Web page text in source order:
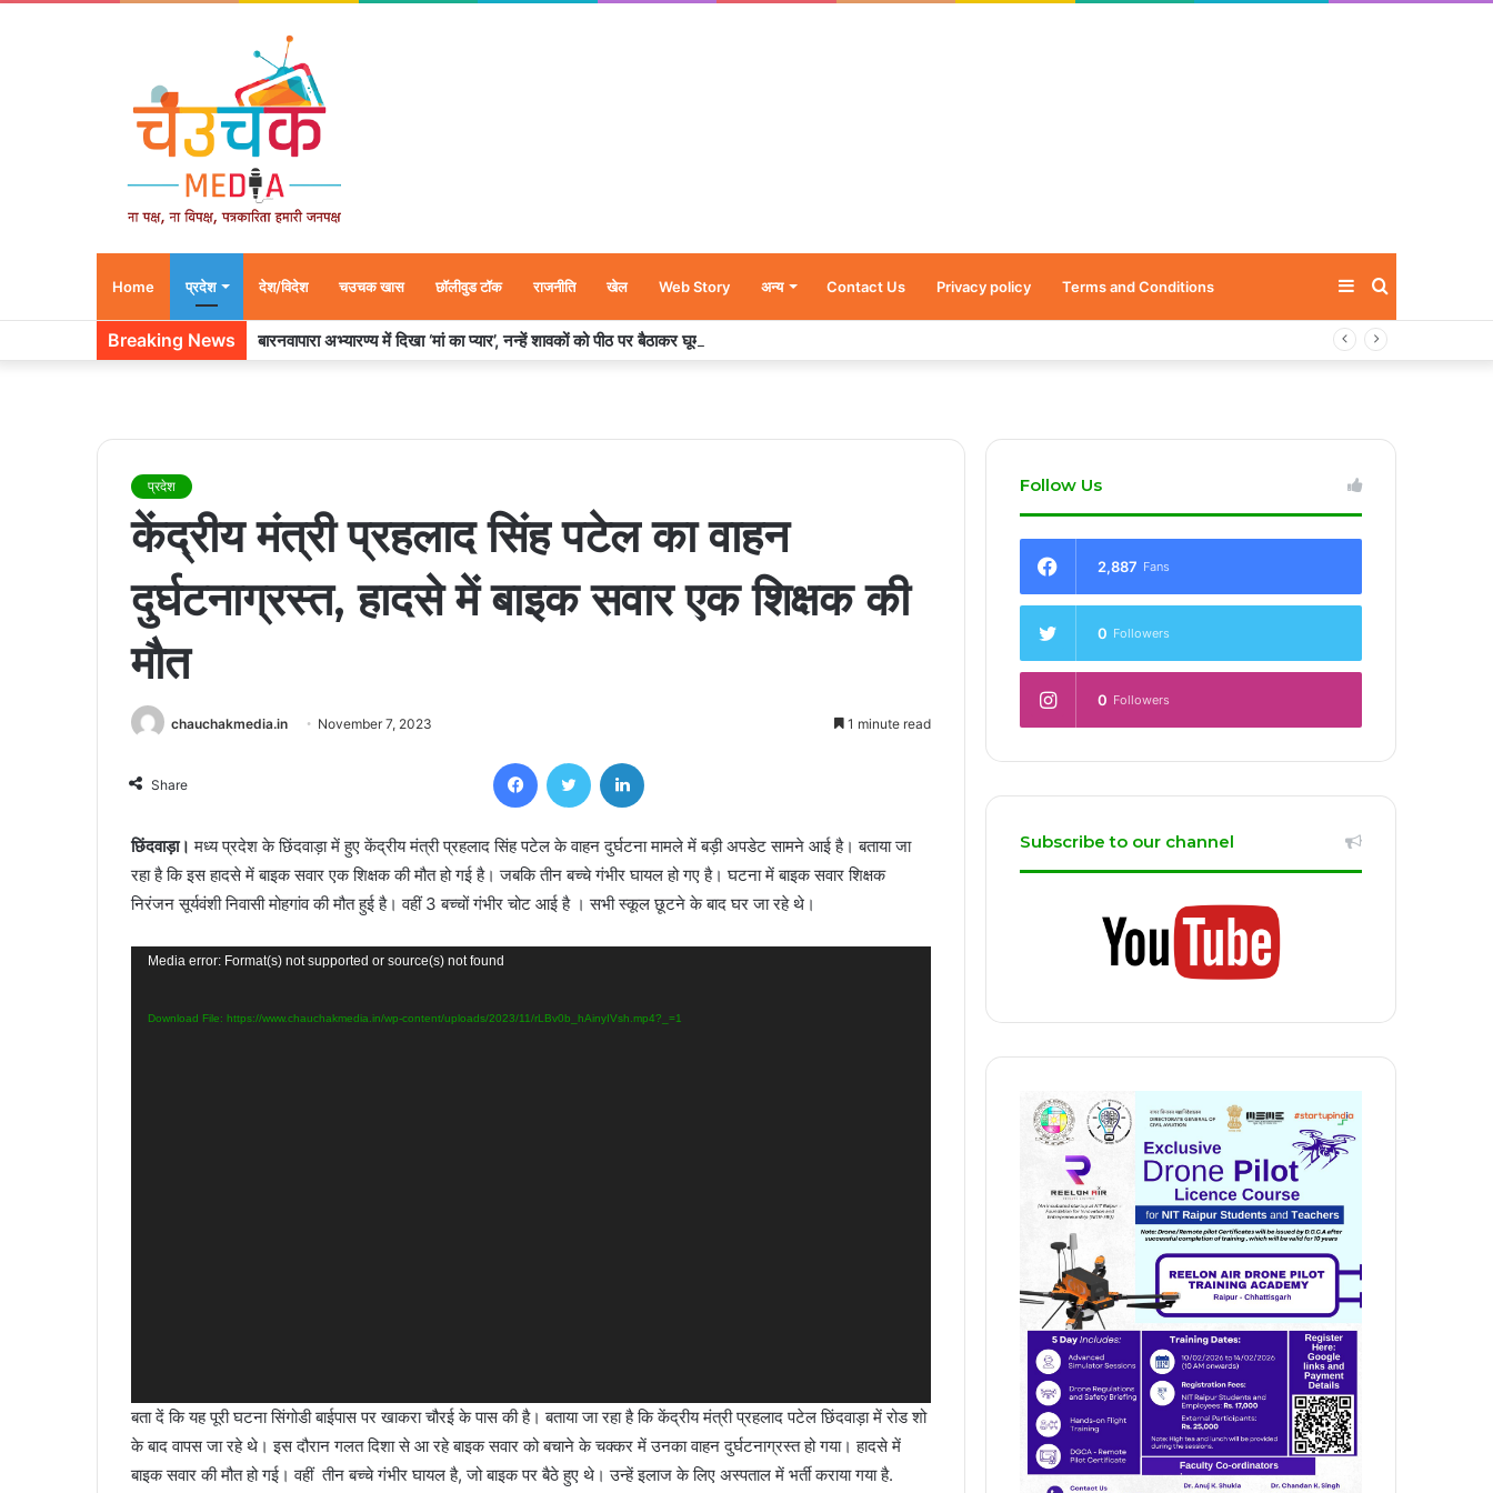
Home प्रदेश देश/विदेश चउचक खास छॉलीवुड टॉक राजनीति खेल Web Story अन्य Contact Us Privacy policy Terms and Conditions Sidebar
Breaking News बारनवापारा अभ्यारण्य में दिखा ‘मां का प्यार’, नन्हें शावकों को पीठ पर बैठाकर घूमती दिखी मादा भालू
प्रदेश
केंद्रीय मंत्री प्रहलाद सिंह पटेल का वाहन
दुर्घटनाग्रस्त, हादसे में बाइक सवार एक शिक्षक की
मौत
chauchakmedia.in November 7, 2023 1 minute read
Share
FacebookTwitter
छिंदवाड़ा। मध्य प्रदेश के छिंदवाड़ा में हुए केंद्रीय मंत्री प्रहलाद सिंह पटेल के वाहन दुर्घटना मामले में बड़ी अपडेट सामने आई है। बताया जा
रहा है कि इस हादसे में बाइक सवार एक शिक्षक की मौत हो गई है। जबकि तीन बच्चे गंभीर घायल हो गए है। घटना में बाइक सवार शिक्षक
निरंजन सूर्यवंशी निवासी मोहगांव की मौत हुई है। वहीं 3 बच्चों गंभीर चोट आई है । सभी स्कूल छूटने के बाद घर जा रहे थे।
Video
Media error: Format(s) not supported or source(s) not found
Download File: https://www.chauchakmedia.in/wp-content/uploads/2023/11/rLBv0b_hAinyIVsh.mp4?_=1
बता दें कि यह पूरी घटना सिंगोडी बाईपास पर खाकरा चौरई के पास की है। बताया जा रहा है कि केंद्रीय मंत्री प्रहलाद पटेल छिंदवाड़ा में रोड शो
के बाद वापस जा रहे थे। इस दौरान गलत दिशा से आ रहे बाइक सवार को बचाने के चक्कर में उनका वाहन दुर्घटनाग्रस्त हो गया। हादसे में
बाइक सवार की मौत हो गई। वहीं तीन बच्चे गंभीर घायल है, जो बाइक पर बैठे हुए थे। उन्हें इलाज के लिए अस्पताल में भर्ती कराया गया है.
रायपुर सांसद बृजमोहन अग्रवाल आज पहुंचेंगे पटना,
Follow Us
2,887 Fans
0 Followers
0 Followers
Subscribe to our channel